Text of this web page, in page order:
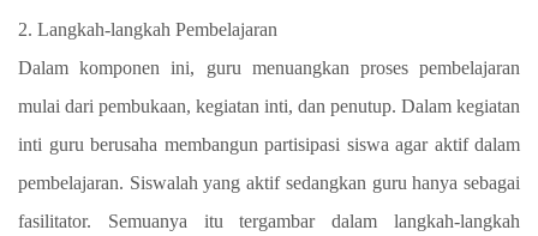
2. Langkah-langkah Pembelajaran
Dalam komponen ini, guru menuangkan proses pembelajaran
mulai dari pembukaan, kegiatan inti, dan penutup. Dalam kegiatan
inti guru berusaha membangun partisipasi siswa agar aktif dalam
pembelajaran. Siswalah yang aktif sedangkan guru hanya sebagai
fasilitator. Semuanya itu tergambar dalam langkah-langkah